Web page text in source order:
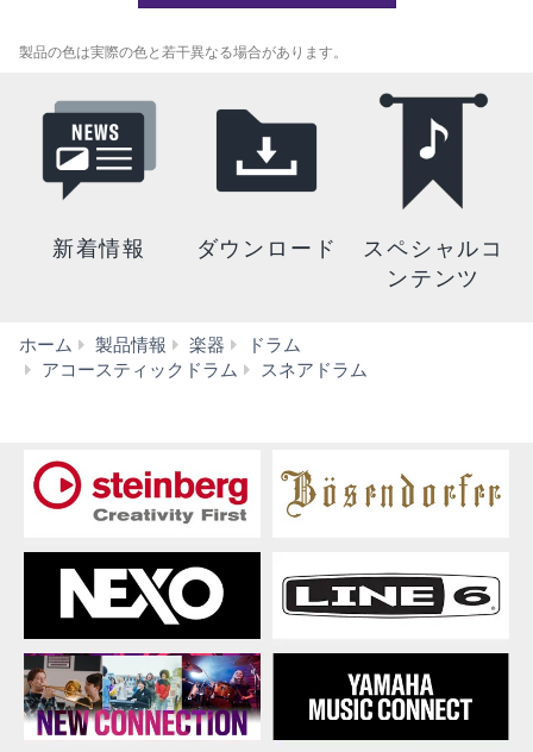
製品の色は実際の色と若干異なる場合があります。
新着情報 ダウンロード
スペシャルコ
ンテンツ
ホーム 製品情報 楽器
ドラム
アコースティックドラム
スネアドラム